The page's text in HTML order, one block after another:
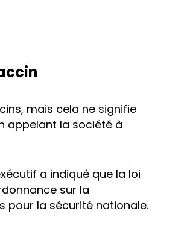
mais cela ne signifie
appelant la société à
a indiqué que la loi
sur la
pour la sécurité nationale.